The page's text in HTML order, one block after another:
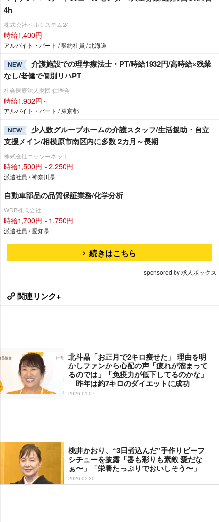
4h
株式会社ベルシステム24
時給1,400円
アルバイト・パート / 契約社員 / 北海道
NEW
介護施設での理学療法士・PT/時給1932円/高時給×残業
なし/老健で個別リハPT
社会医療法人財団 仁医会
時給1,932円～
アルバイト・パート / 東京都
NEW
少人数グループホームの介護スタッフ/生活援助・自立
支援メイン/相模原市南区内に多数 2カ月～長期
株式会社ニッソーネット
時給1,500円～2,250円
派遣社員 / 神奈川県
自動車部品の品質保証業務/化学分析
WDB株式会社
時給1,700円～1,750円
派遣社員 / 愛知県
続きはこちら
sponsored by 求人ボックス
関連リンク+
北斗晶「お正月で2キロ痩せた」 理由を明
かしファンから心配の声「疲れが溜まって
るのでは」「免疫力が低下してるのかな」
昨年は約7キロのダイエットに成功
2026-01-07
桃井かおり、“3日煮込んだ”手作りビーフ
シチューを披露「器も彩りも素敵 愛だな
ぁ〜」「栄養たっぷりでおいしそう〜」
2026-02-20